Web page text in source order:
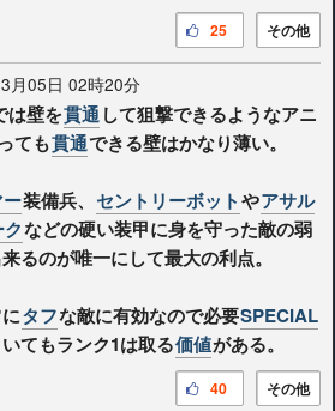
その他
25
月05日 02時20分
は壁を貫通して狙撃できるようなアニ
ても貫通できる壁はかなり薄い。
装備兵、 セントリーボットやアサル
などの硬い装甲に身を守った敵の弱
るのが唯一にして最大の利点。
タフな敵に有効なので必要SPECIAL
てもランク1は取る価値がある。
その他
40